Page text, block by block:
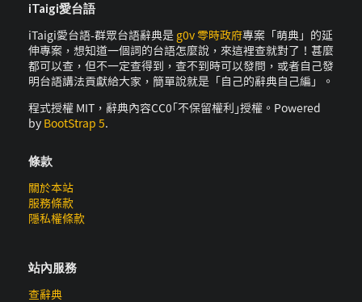
iTaigi愛台語
iTaigi愛台語-群眾台語辭典是 g0v 零時政府專案「萌典」的延
伸專案，想知道一個詞的台語怎麼說，來這裡查就對了！甚麼
都可以查，但不一定查得到，查不到時可以發問，或者自己發
明台語講法貢獻給大家，簡單說就是「自己的辭典自己編」。
程式授權 MIT，辭典內容CC0｢不保留權利｣授權。Powered
by BootStrap 5.
條款
關於本站
服務條款
隱私權條款
站內服務
查辭典